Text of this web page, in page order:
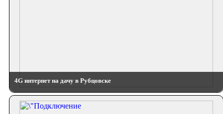
4G интернет на дачу в Рубцовске